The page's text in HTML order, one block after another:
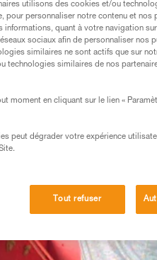
utilisons des cookies et/ou
pour personnaliser notre contenu et nos
informations, quant à votre navigation
sociaux afin de personnaliser nos
similaires ne sont actifs que sur
technologies similaires de nos
moment en cliquant sur le lien «
peut dégrader votre expérience
Tout refuser